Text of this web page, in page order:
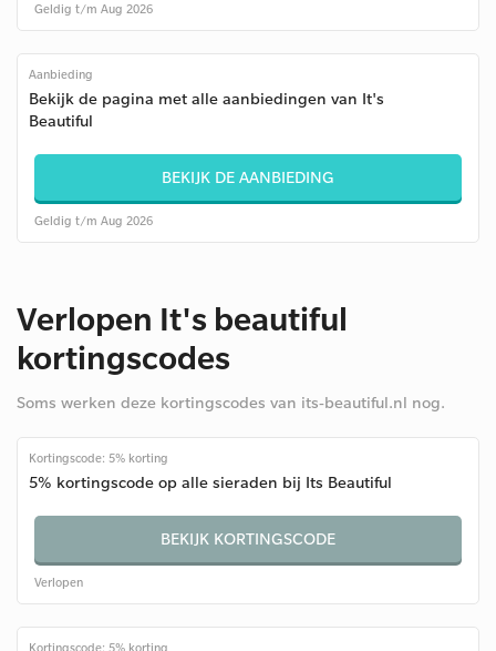
Geldig t/m Aug 2026
Aanbieding
Bekijk de pagina met alle aanbiedingen van It's
Beautiful
BEKIJK DE AANBIEDING
Geldig t/m Aug 2026
Verlopen It's beautiful
kortingscodes
Soms werken deze kortingscodes van its-beautiful.nl nog.
Kortingscode: 5% korting
5% kortingscode op alle sieraden bij Its Beautiful
BEKIJK KORTINGSCODE
Verlopen
Kortingscode: 5% korting